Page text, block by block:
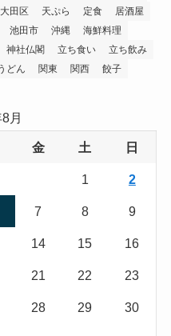
大田区 天ぷら 定食
居酒屋
池田市 沖縄
海鮮料理
神社仏閣 立ち食い
立ち飲み
どん 関東 関西 餃子
月
金 土 日
1 2
7 8 9
14 15 16
21 22 23
28 29 30